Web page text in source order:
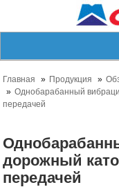
Главная Продукция
Однобарабанный
передачей
дорожный
передачей